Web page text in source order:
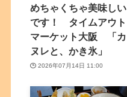
めちゃくちゃ美味しい
です！ タイムアウト
マーケット大阪 「カ
ヌレと、かき氷」
2026年07月14日 11:00